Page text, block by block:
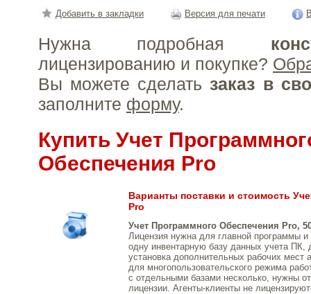
Добавить в закладки Версия для печати
Нужна подробная
лицензированию и покупке?
Вы можете сделать заказ в
заполните форму.
Купить Учет
Обеспечения Pro
Варианты поставки и стоимость
Pro
Учет Программного Обеспечения Pro,
Лицензия нужна для главной программы и
одну инвентарную базу данных учета ПК,
установка дополнительных рабочих мест
для многопользовательского режима
с отдельными базами несколько, нужны
лицензии. Агенты-клиенты не